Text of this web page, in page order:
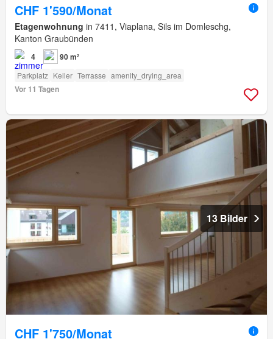
CHF 1'590/Monat
Etagenwohnung in 7411, Viaplana, Sils im Domleschg,
Kanton Graubünden
4 90 m²
Parkplatz Keller Terrasse amenity_drying_area
Vor 11 Tagen
13 Bilder
CHF 1'750/Monat